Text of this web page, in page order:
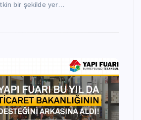
bir şekilde yer…